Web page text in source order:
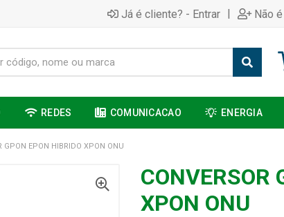
Já é cliente? - Entrar | Não
REDES COMUNICACAO ENERGIA
GPON EPON HIBRIDO XPON ONU
CONVERSOR
XPON ONU